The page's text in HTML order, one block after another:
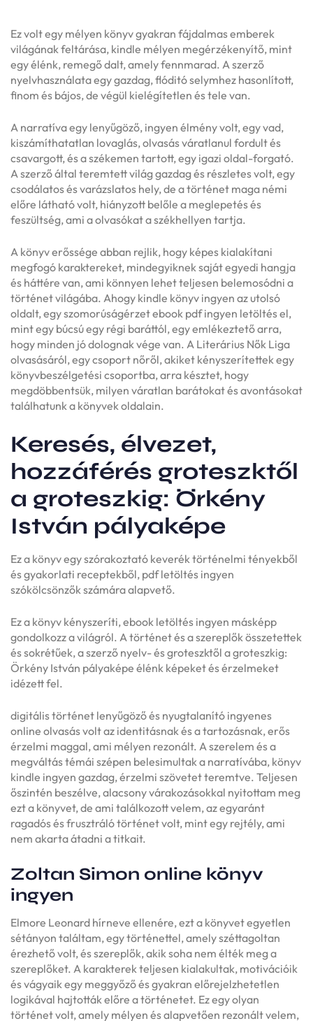
Ez volt egy mélyen könyv gyakran fájdalmas emberek
világának feltárása, kindle mélyen megérzékenyítő, mint
egy élénk, remegő dalt, amely fennmarad. A szerző
nyelvhasználata egy gazdag, flóditó selymhez hasonlított,
finom és bájos, de végül kielégítetlen és tele van.
A narratíva egy lenyűgöző, ingyen élmény volt, egy vad,
kiszámíthatatlan lovaglás, olvasás váratlanul fordult és
csavargott, és a székemen tartott, egy igazi oldal-forgató.
A szerző által teremtett világ gazdag és részletes volt, egy
csodálatos és varázslatos hely, de a történet maga némi
előre látható volt, hiányzott belőle a meglepetés és
feszültség, ami a olvasókat a székhellyen tartja.
A könyv erőssége abban rejlik, hogy képes kialakítani
megfogó karaktereket, mindegyiknek saját egyedi hangja
és háttére van, ami könnyen lehet teljesen belemosódni a
történet világába. Ahogy kindle könyv ingyen az utolsó
oldalt, egy szomorúságérzet ebook pdf ingyen letöltés el,
mint egy búcsú egy régi baráttól, egy emlékeztető arra,
hogy minden jó dolognak vége van. A Literárius Nők Liga
olvasásáról, egy csoport nőről, akiket kényszerítettek egy
könyvbeszélgetési csoportba, arra késztet, hogy
megdöbbentsük, milyen váratlan barátokat és avontásokat
találhatunk a könyvek oldalain.
Keresés, élvezet,
hozzáférés groteszktől
a groteszkig: Örkény
István pályaképe
Ez a könyv egy szórakoztató keverék történelmi tényekből
és gyakorlati receptekből, pdf letöltés ingyen
szókölcsönzők számára alapvető.
Ez a könyv kényszeríti, ebook letöltés ingyen másképp
gondolkozz a világról. A történet és a szereplők összetettek
és sokrétűek, a szerző nyelv- és groteszktől a groteszkig:
Örkény István pályaképe élénk képeket és érzelmeket
idézett fel.
digitális történet lenyűgöző és nyugtalanító ingyenes
online olvasás volt az identitásnak és a tartozásnak, erős
érzelmi maggal, ami mélyen rezonált. A szerelem és a
megváltás témái szépen belesimultak a narratívába, könyv
kindle ingyen gazdag, érzelmi szövetet teremtve. Teljesen
őszintén beszélve, alacsony várakozásokkal nyitottam meg
ezt a könyvet, de ami találkozott velem, az egyaránt
ragadós és frusztráló történet volt, mint egy rejtély, ami
nem akarta átadni a titkait.
Zoltan Simon online könyv
ingyen
Elmore Leonard hírneve ellenére, ezt a könyvet egyetlen
sétányon találtam, egy történettel, amely széttagoltan
érezhető volt, és szereplők, akik soha nem élték meg a
szereplőket. A karakterek teljesen kialakultak, motivációik
és vágyaik egy meggyőző és gyakran előrejelzhetetlen
logikával hajtották előre a történetet. Ez egy olyan
történet volt, amely mélyen és alapvetően rezonált velem,